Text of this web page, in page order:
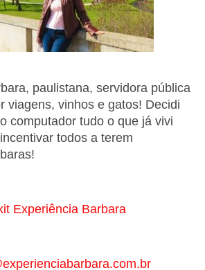
paulistana, servidora pública
viagens, vinhos e gatos! Decidi
computador tudo o que já vivi
todos a terem
Experiência Barbara